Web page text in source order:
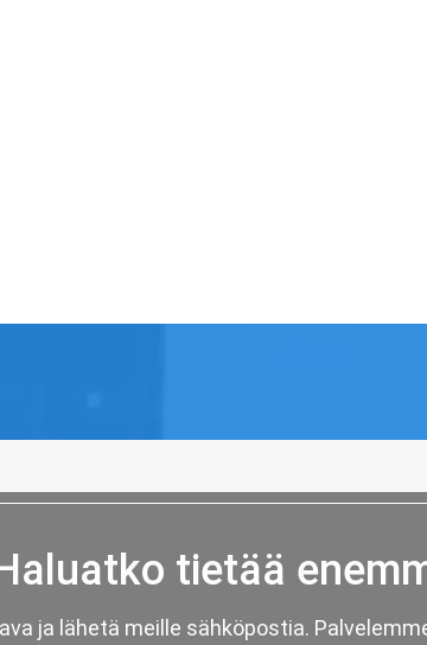
tietää
ja lähetä meille sähköpostia.